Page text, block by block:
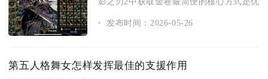
发布时间：2026-05-26
第五人格舞女怎样发挥最佳的支援作用